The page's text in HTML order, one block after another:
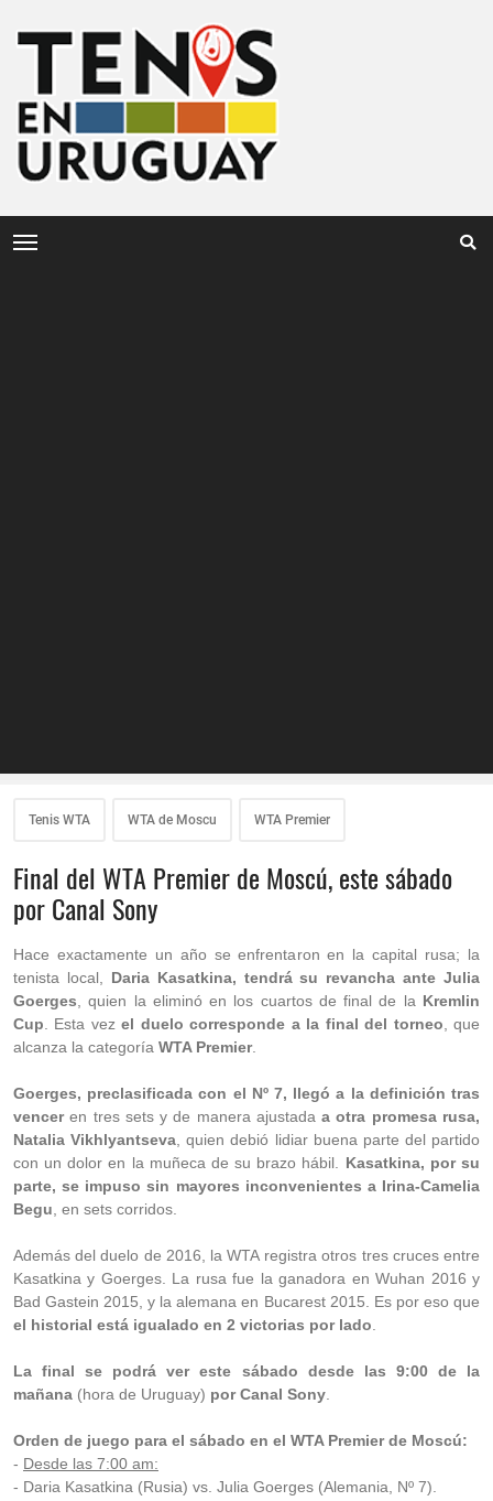
Tenis WTA WTA de Moscu WTA Premier
Final del WTA Premier de Moscú, este sábado
por Canal Sony
Hace exactamente un año se enfrentaron en la capital rusa; la
tenista local, Daria Kasatkina, tendrá su revancha ante Julia
Goerges , quien la eliminó en los cuartos de final de la Kremlin
Cup . Esta vezel duelo corresponde a la final del torneo , que
alcanza la categoría WTA Premier.
Goerges, preclasificada con el Nº 7, llegó a la definición tras
venceren tres sets y de manera ajustadaa otra promesa rusa,
Natalia Vikhlyantseva , quien debió lidiar buena parte del partido
con un dolor en la muñeca de su brazo hábil. Kasatkina, por su
parte, se impuso sin mayores inconvenientes a Irina-Camelia
Begu , en sets corridos.
Además del duelo de 2016, la WTA registra otros tres crucesentre
Kasatkina y Goerges. La rusa fue la ganadora en Wuhan 2016 y
Bad Gastein 2015, y la alemana en Bucarest 2015. Es por eso que
el historial está igualado en 2 victorias por lado
La final se podrá ver este sábado desde las 9:00 de la
mañana (hora de Uruguay) por Canal Sony
Orden de juego para el sábado en el WTA Premier de Moscú:
- Desde las 7:00 am:
- Daria Kasatkina (Rusia) vs. Julia Goerges (Alemania, Nº 7).